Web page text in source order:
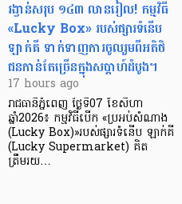
រង្វាន់សរុប ១៤៣ លានរៀល! កម្មវិធី
«Lucky Box» របស់ផ្សារទំនើប
ឡាក់គី ទាក់ទាញការចូលរួមពីអតិថិ
ជនកាន់តែច្រើនក្នុងសប្តាហ៍ដំបូង។
17 hours ago
រាជធានីភ្នំពេញ ថ្ងៃទី07 ខែសីហា
ឆ្នាំ2026៖ កម្មវិធីបើក «ប្រអប់សំណាង
(Lucky Box)»របស់ផ្សារទំនើប ឡាក់គី
(Lucky Supermarket) គិត
ត្រឹមរយ…